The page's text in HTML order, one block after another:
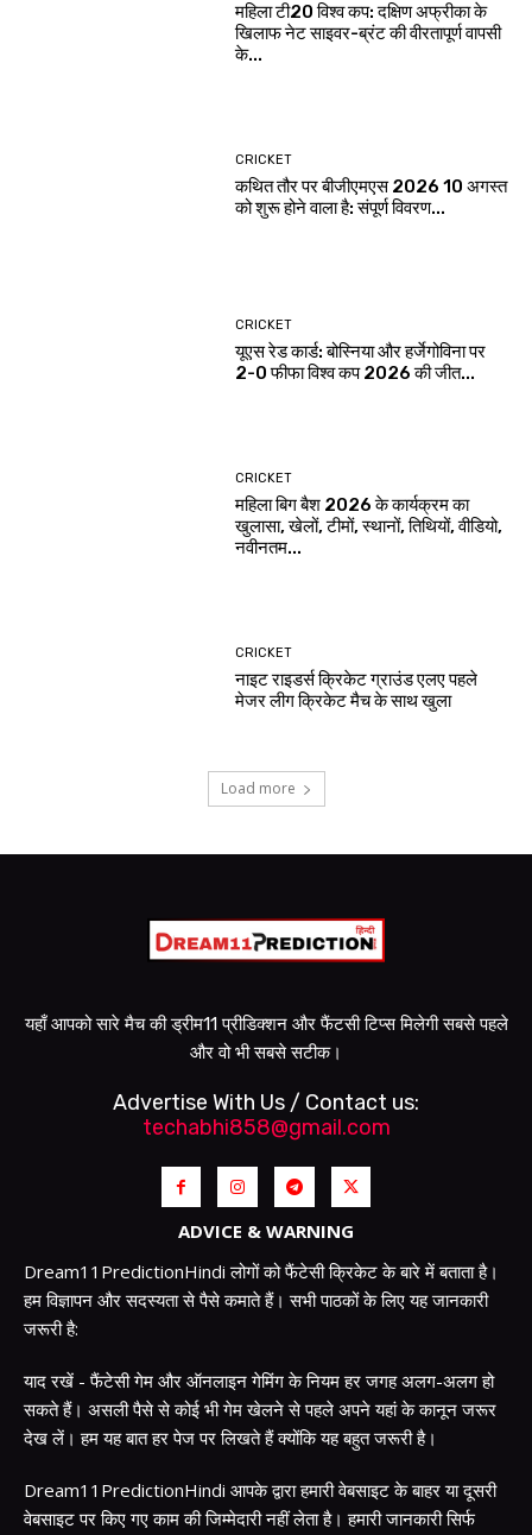
महिला टी20 विश्व कप: दक्षिण अफ्रीका के
खिलाफ नेट साइवर-ब्रंट की वीरतापूर्ण वापसी
के...
CRICKET
कथित तौर पर बीजीएमएस 2026 10 अगस्त
को शुरू होने वाला है: संपूर्ण विवरण...
CRICKET
यूएस रेड कार्ड: बोस्निया और हर्जेगोविना पर
2-0 फीफा विश्व कप 2026 की जीत...
CRICKET
महिला बिग बैश 2026 के कार्यक्रम का
खुलासा, खेलों, टीमों, स्थानों, तिथियों, वीडियो,
नवीनतम...
CRICKET
नाइट राइडर्स क्रिकेट ग्राउंड एलए पहले
मेजर लीग क्रिकेट मैच के साथ खुला
Load more
यहाँ आपको सारे मैच की ड्रीम11 प्रीडिक्शन और फैंटसी टिप्स मिलेगी सबसे पहले
और वो भी सबसे सटीक।
Advertise With Us / Contact us:
techabhi858@gmail.com
ADVICE & WARNING
Dream11PredictionHindi लोगों को फैंटेसी क्रिकेट के बारे में बताता है।
हम विज्ञापन और सदस्यता से पैसे कमाते हैं। सभी पाठकों के लिए यह जानकारी
जरूरी है:
याद रखें - फैंटेसी गेम और ऑनलाइन गेमिंग के नियम हर जगह अलग-अलग हो
सकते हैं। असली पैसे से कोई भी गेम खेलने से पहले अपने यहां के कानून जरूर
देख लें। हम यह बात हर पेज पर लिखते हैं क्योंकि यह बहुत जरूरी है।
Dream11PredictionHindi आपके द्वारा हमारी वेबसाइट के बाहर या दूसरी
वेबसाइट पर किए गए काम की जिम्मेदारी नहीं लेता है। हमारी जानकारी सिर्फ